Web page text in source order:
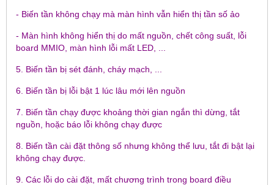
- Biến tần không chạy mà màn hình vẫn hiển thị tần số ảo
- Màn hình không hiển thị do mất nguồn, chết công suất, lỗi
board MMIO, màn hình lỗi mất LED, ...
5. Biến tần bị sét đánh, cháy mạch, ...
6. Biến tần bị lỗi bật 1 lúc lâu mới lên nguồn
7. Biến tần chạy được khoảng thời gian ngắn thì dừng, tắt
nguồn, hoặc báo lỗi không chạy được
8. Biến tần cài đặt thông số nhưng không thể lưu, tắt đi bật lại
không chạy được.
9. Các lỗi do cài đặt, mất chương trình trong board điều